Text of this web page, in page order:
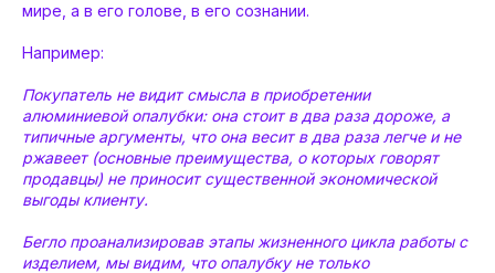
мире, а в его голове, в его сознании.
Например:
Покупатель не видит смысла в приобретении
алюминиевой опалубки: она стоит в два раза дороже, а
типичные аргументы, что она весит в два раза легче и не
ржавеет (основные преимущества, о которых говорят
продавцы) не приносит существенной экономической
выгоды клиенту.
Бегло проанализировав этапы жизненного цикла работы с
изделием, мы видим, что опалубку не только